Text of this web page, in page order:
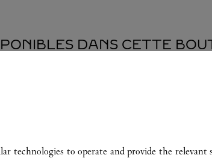
DANS CETTE
technologies to operate and provide the relevant